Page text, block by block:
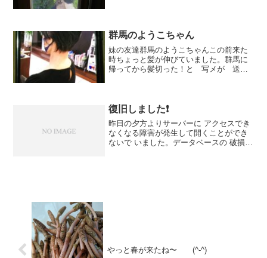
どん膨らみます❤️松本...
群馬のようこちゃん
妹の友達群馬のようこちゃんこの前来た
時ちょっと髪が伸びていました。群馬に
帰ってから髪切った！と 写メが 送っ
に お願いします】と 美容...
復旧しました❗️
昨日の夕方よりサーバーに アクセスでき
なくなる障害が発生して開くことができ
ないで いました。データベースの 破損が
やっと春が来たね〜 (^-^)